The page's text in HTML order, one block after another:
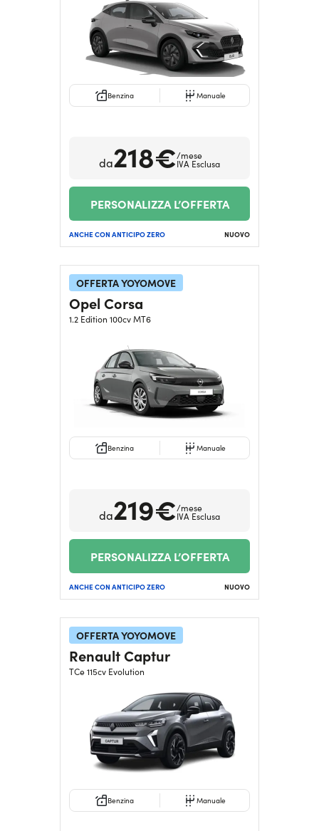
Benzina Manuale
da218€/mese
IVA Esclusa
PERSONALIZZA L’OFFERTA
ANCHE CON ANTICIPO ZERO NUOVO
OFFERTA YOYOMOVE
Opel Corsa
1.2 Edition 100cv MT6
Benzina Manuale
da219€/mese
IVA Esclusa
PERSONALIZZA L’OFFERTA
ANCHE CON ANTICIPO ZERO NUOVO
OFFERTA YOYOMOVE
Renault Captur
TCe 115cv Evolution
Benzina Manuale